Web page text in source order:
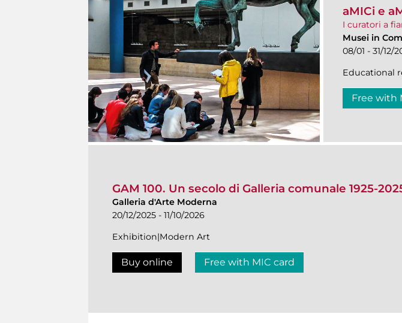
aMICi e
I curatori a
Musei in
08/01 - 31/12/
Educational
Free with
GAM 100. Un secolo di Galleria comunale 1925-
Galleria d'Arte Moderna
20/12/2025 - 11/10/2026
Exhibition|Modern Art
Buy online Free with MIC card